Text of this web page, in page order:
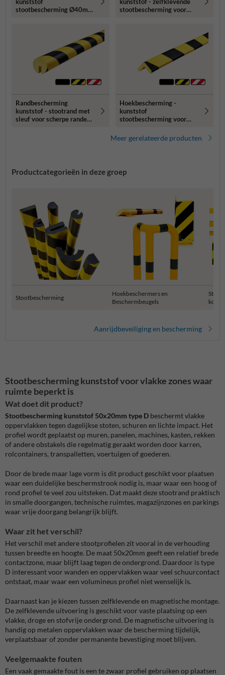
stootbescherming Ø40mm
stootbescherming voor
Randbescherming
kunststof - stootrand met
sleuf voor scherpe randen -
Hoekbescherming -
kunststof
stootbescherming voor
Meer gerelateerde producten
Productcategorieën in deze groep
Stootbescherming
Hoekbeschermers en
Beschermbeugels
Aanrijdbeveiliging en bescherming
Stootbescherming kunststof voor vlakke zones waar
ruimte beperkt is
Wat doet dit product?
Stootbescherming kunststof 50x20mm type D beschermt vlakke
oppervlakken tegen dagelijkse stoten, schuren en lichte impact. Het
profiel wordt geplaatst op muren, panelen, machines, kasten, rekken
of andere obstakels die regelmatig geraakt worden door karren,
rolcontainers, transpalletten, voertuigen of goederen.
Door de brede maar lage vorm is dit product geschikt voor plaatsen
waar een duidelijke beschermstrook nodig is, maar waar een hoog of
rond profiel te veel zou uitsteken. Dat maakt deze stootrand praktisch
in smalle doorgangen, technische ruimtes, magazijnzones en parkings
waar vrije doorgang belangrijk blijft.
Waar zit het verschil?
Het verschil met andere stootprofielen zit vooral in de verhouding
tussen breedte en hoogte. De maat 50x20mm geeft een relatief brede
contactzone, maar blijft laag tegen de ondergrond. Daardoor is type
D interessant voor wanden en oppervlakken waar veel schuurcontact
ontstaat, maar waar een volumineus profiel niet wenselijk is.
Daarnaast kan je kiezen tussen zelfklevende en magnetische montage.
De zelfklevende uitvoering is geschikt voor vaste plaatsing op een
vlakke, droge en stofvrije ondergrond. De magnetische uitvoering is
handig op metalen oppervlakken waar de bescherming tijdelijk,
verplaatsbaar of zonder permanente bevestiging moet blijven.
Veelgemaakte fouten
Een vaak gemaakte fout is een te zwaar profiel gebruiken op plaatsen